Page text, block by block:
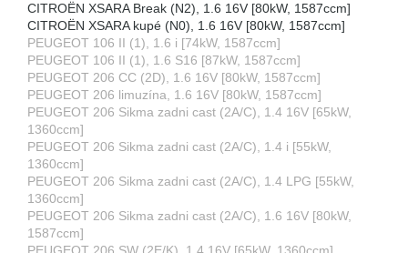
CITROËN XSARA Break (N2), 1.6 16V [80kW, 1587ccm]
CITROËN XSARA kupé (N0), 1.6 16V [80kW, 1587ccm]
PEUGEOT 106 II (1), 1.6 i [74kW, 1587ccm]
PEUGEOT 106 II (1), 1.6 S16 [87kW, 1587ccm]
PEUGEOT 206 CC (2D), 1.6 16V [80kW, 1587ccm]
PEUGEOT 206 limuzína, 1.6 16V [80kW, 1587ccm]
PEUGEOT 206 Sikma zadni cast (2A/C), 1.4 16V [65kW,
1360ccm]
PEUGEOT 206 Sikma zadni cast (2A/C), 1.4 i [55kW,
1360ccm]
PEUGEOT 206 Sikma zadni cast (2A/C), 1.4 LPG [55kW,
1360ccm]
PEUGEOT 206 Sikma zadni cast (2A/C), 1.6 16V [80kW,
1587ccm]